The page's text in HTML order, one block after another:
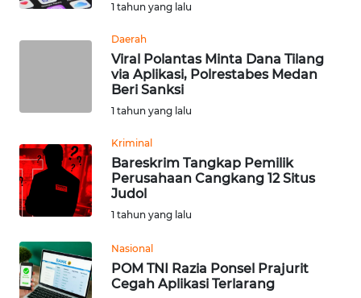
1 tahun yang lalu
Daerah
Viral Polantas Minta Dana Tilang
via Aplikasi, Polrestabes Medan
Beri Sanksi
1 tahun yang lalu
Kriminal
Bareskrim Tangkap Pemilik
Perusahaan Cangkang 12 Situs
Judol
1 tahun yang lalu
Nasional
POM TNI Razia Ponsel Prajurit
Cegah Aplikasi Terlarang
WN
BABEL
WN
WN
SUMSEL